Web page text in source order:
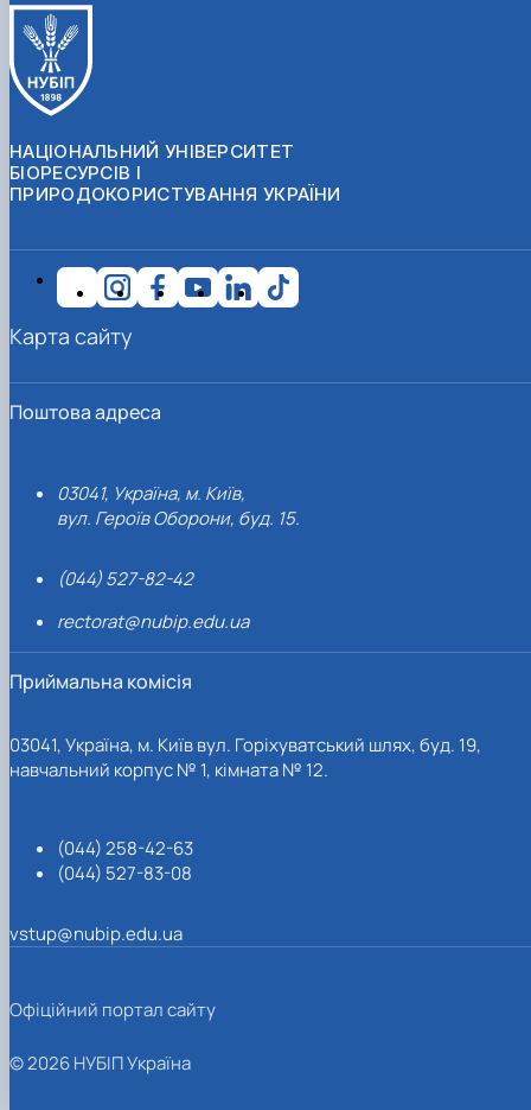
НАЦІОНАЛЬНИЙ УНІВЕРСИТЕТ
БІОРЕСУРСІВ І
ПРИРОДОКОРИСТУВАННЯ УКРАЇНИ
Поштова адреса
03041, Україна, м. Київ,
вул. Героїв Оборони, буд. 15.
(044) 527-82-42
rectorat@nubip.edu.ua
Приймальна комісія
03041, Україна, м. Київ вул. Горіхуватський шлях, буд. 19,
навчальний корпус № 1, кімната № 12.
(044) 258-42-63
(044) 527-83-08
vstup@nubip.edu.ua
Карта сайту
Офіційний портал сайту
© 2026 НУБІП Україна